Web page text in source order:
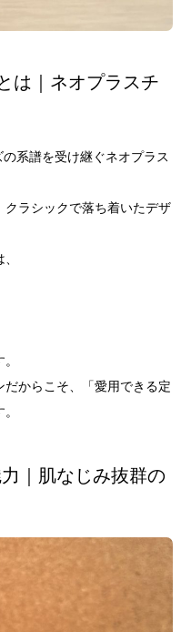
は｜ネオプラスチ
系譜を受け継ぐネオプラス
クラシックで落ち着いたデザ
だからこそ、「愛用できる定
｜肌なじみ抜群の